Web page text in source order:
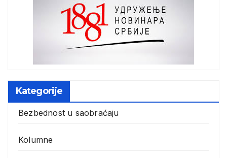
Kategorije
Bezbednost u saobraćaju
Kolumne